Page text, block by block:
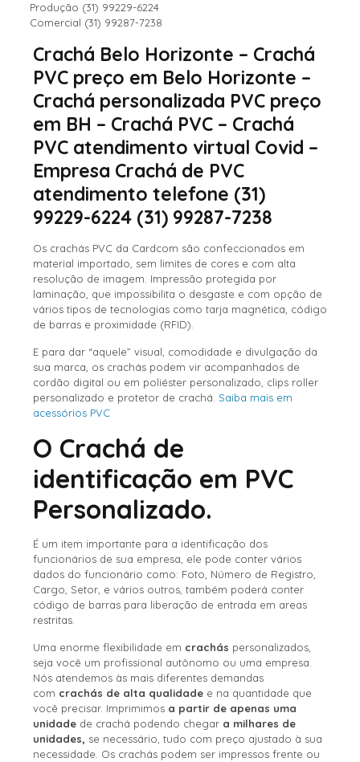
Produção (31) 99229-6224
Comercial (31) 99287-7238
Crachá Belo Horizonte – Crachá
PVC preço em Belo Horizonte –
Crachá personalizada PVC preço
em BH – Crachá PVC – Crachá
PVC atendimento virtual Covid –
Empresa Crachá de PVC
atendimento telefone (31)
99229-6224 (31) 99287-7238
Os crachás PVC da Cardcom são confeccionados em
material importado, sem limites de cores e com alta
resolução de imagem. Impressão protegida por
laminação, que impossibilita o desgaste e com opção de
vários tipos de tecnologias como tarja magnética, código
de barras e proximidade (RFID).
E para dar “aquele” visual, comodidade e divulgação da
sua marca, os crachás podem vir acompanhados de
cordão digital ou em poliéster personalizado, clips roller
personalizado e protetor de crachá. Saiba mais em
acessórios PVC
O Crachá de
identificação em PVC
Personalizado.
É um item importante para a identificação dos
funcionários de sua empresa, ele pode conter vários
dados do funcionário como: Foto, Número de Registro,
Cargo, Setor, e vários outros, também poderá conter
código de barras para liberação de entrada em areas
restritas.
Uma enorme flexibilidade em crachás personalizados,
seja você um profissional autônomo ou uma empresa.
Nós atendemos às mais diferentes demandas
com crachás de alta qualidadee na quantidade que
você precisar. Imprimimos a partir de apenas uma
unidadede crachá podendo chegar a milhares de
unidades, se necessário, tudo com preço ajustado à sua
necessidade. Os crachás podem ser impressos frente ou